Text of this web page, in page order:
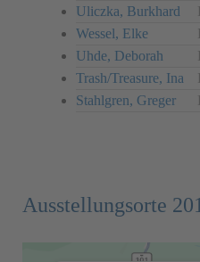
Uliczka, Burkhard
Wessel, Elke
Uhde, Deborah
Trash/Treasure, Ina
Stahlgren, Greger
Ausstellungsorte